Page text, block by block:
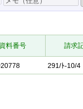
資料番号 請求
291/ﾄ-10/4